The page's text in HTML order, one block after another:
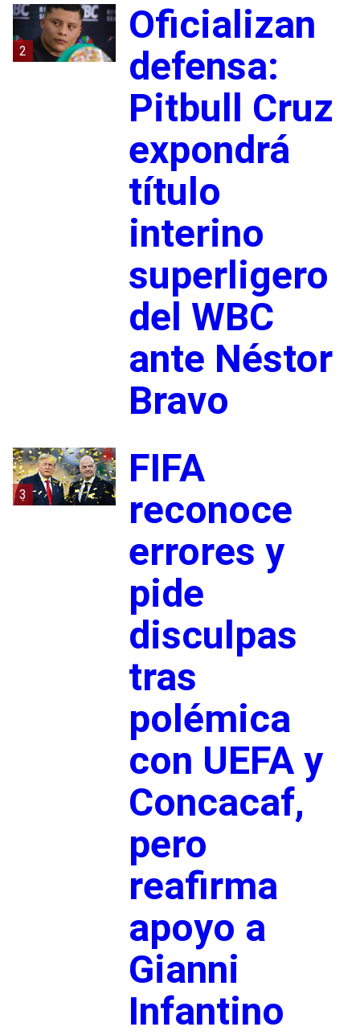
2
Oficializan
defensa:
Pitbull Cruz
expondrá
título
interino
superligero
del WBC
ante Néstor
Bravo
3
FIFA
reconoce
errores y
pide
disculpas
tras
polémica
con UEFA y
Concacaf,
pero
reafirma
apoyo a
Gianni
Infantino